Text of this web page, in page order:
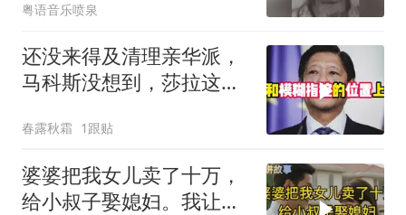
粤语音乐喷泉
还没来得及清理亲华派，
马科斯没想到，莎拉这次
春露秋霜 1跟贴
婆婆把我女儿卖了十万，
给小叔子娶媳妇。我让她